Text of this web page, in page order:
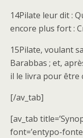
14Pilate leur dit :
encore plus fort :
15Pilate, voulant
Barabbas ; et,
il le livra pour être
[/av_tab]
[av_tab
font=’entypo-